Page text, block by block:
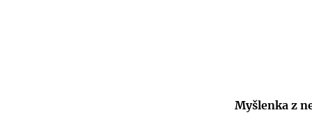
Myšlenka z